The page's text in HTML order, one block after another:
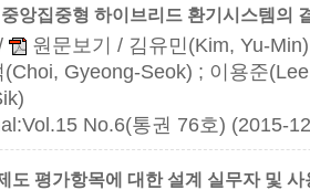
앙집중형 하이브리드 환기시스템의
원문보기
/ 김유민(Kim, Yu-
Gyeong-Seok) ; 이용준
No.6(통권 76호) (2015-
도 평가항목에 대한 설계 실무자 및